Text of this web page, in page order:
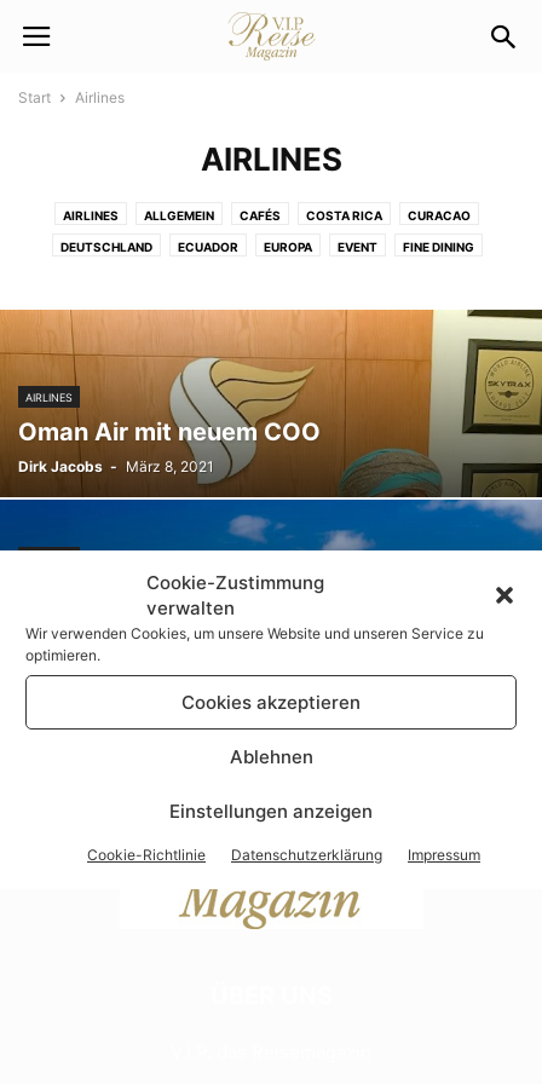
Cookie-Zustimmung
verwalten
Wir verwenden Cookies, um unsere Website und unseren Service zu
optimieren.
Cookies akzeptieren
Ablehnen
Einstellungen anzeigen
Cookie-Richtlinie Datenschutzerklärung Impressum
Start Airlines
AIRLINES
AIRLINES ALLGEMEIN CAFÉS COSTA RICA CURACAO
DEUTSCHLAND ECUADOR EUROPA EVENT FINE DINING
LUXUS & LIFESTYLE PRINTAUSGABEN RESTAURANTS SHOPPING
SHOPPING GUIDE TRAVEL TIPPS
TÜRKEI USA WELTWEIT
AIRLINES
Oman Air mit neuem COO
Dirk Jacobs - März 8, 2021
Nonstop: Mit Corendon Airlines nach
Curacao
Dirk Jacobs